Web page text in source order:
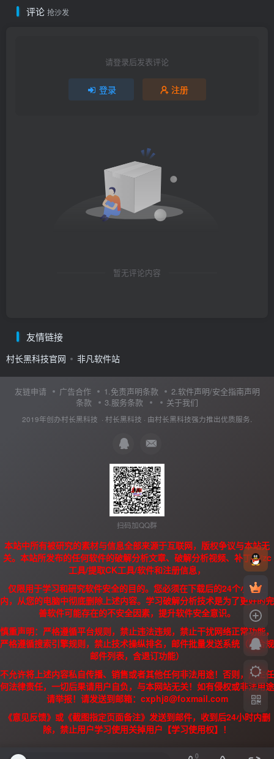
评论 抢沙发
请登录后发表评论
登录 注册
暂无评论内容
友情链接
村长黑科技官网 非凡软件站
友链申请 广告合作 1.免责声明条款
2.软件声明/安全指南声明
条款
3.服务条款 关于我们
2019年创办村长黑科技 · 村长黑科技 · 由村长黑科技强力推出优质服务.
扫码加QQ群
本站中所有被研究的素材与信息全部来源于互联网，版权争议与本站无
关。本站所发布的任何软件的破解分析文章、破解分析视频、补丁、/zc
工具/提取CK工具/软件和注册信息，
仅限用于学习和研究软件安全的目的。您必须在下载后的24个小时之
内，从您的电脑中彻底删除上述内容。学习破解分析技术是为了更好的完
善软件可能存在的不安全因素，提升软件安全意识。
慎重声明：严格遵循平台规则，禁止违法违规，禁止干扰网络正常功能，
严格遵循搜索引擎规则，禁止技术操纵排名，邮件批量发送系统（需合规
邮件列表，含退订功能）
不允许将上述内容私自传播、销售或者其他任何非法用途！否则，产生任
何法律责任，一切后果请用户自负，与本网站无关！如有侵权或非法用途
请举报！请发送到邮箱：cxphj8@foxmail.com
《意见反馈》或《截图指定页面备注》发送到邮件，收到后24小时内删
除，禁止用户学习使用关掉用户【学习使用权】！
0